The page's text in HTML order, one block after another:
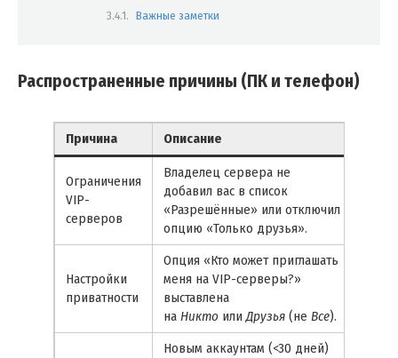
Важные заметки
Распространенные причины (ПК и телефон)
Причина Описание
Ограничения
VIP-
серверов
Владелец сервера не
добавил вас в список
«Разрешённые» или отключил
опцию «Только друзья».
Настройки
приватности
Опция «Кто может приглашать
меня на VIP-серверы?»
выставлена
на Никто илиДрузья (не Все).
Новым аккаунтам (<30 дней)